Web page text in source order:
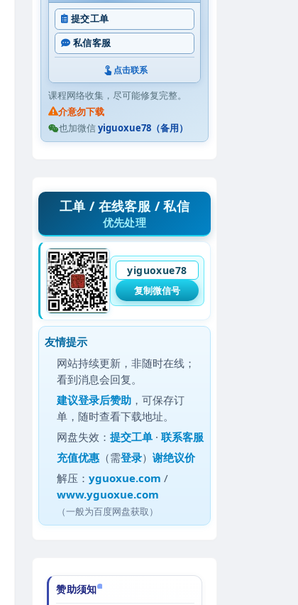
提交工单
私信客服
点击联系
课程网络收集，尽可能修复完整。
介意勿下载
也加微信yiguoxue78（备用）
工单 / 在线客服 / 私信
优先处理
yiguoxue78
复制微信号
友情提示
网站持续更新，非随时在线；
看到消息会回复。
建议登录后赞助 ，可保存订
单，随时查看下载地址。
网盘失效：提交工单 ·联系客服
充值优惠 （需登录）谢绝议价
解压：yguoxue.com /
www.yguoxue.com
（一般为百度网盘获取）
赞助须知